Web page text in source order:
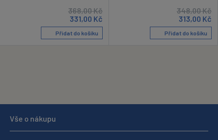
368,00Kč
331,00 Kč
Přidat do košíku
348,00Kč
313,00 Kč
Přidat do košíku
Vše o nákupu